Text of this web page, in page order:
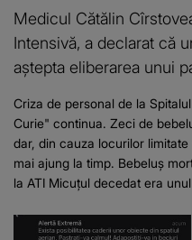
Medicul Cătălin
Intensivă, a declarat că
aștepta eliberarea unui
Criza de personal de la
Curie" continua. Zeci de
dar, din cauza locurilor
mai ajung la timp. Bebeluș
la ATI Micuțul decedat era